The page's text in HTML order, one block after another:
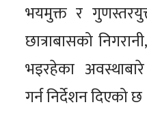
भयमुक्त र
छात्राबासको
भइरहेका
गर्न निर्देशन दिएको छ